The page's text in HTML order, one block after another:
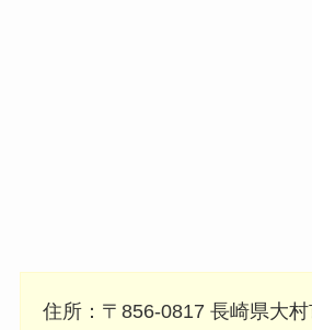
住所：〒856-0817 長崎県大